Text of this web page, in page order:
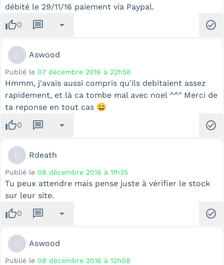
débité le 29/11/16 paiement via Paypal.
thumb_up0 message arrow_drop_down check_circle
Aswood
Publié le 07 décembre 2016 à 22h58
Hmmm, j'avais aussi compris qu'ils debitaient assez
rapidement, et là ca tombe mal avec noel ^^" Merci de
ta reponse en tout cas 😀
thumb_up0 message arrow_drop_down check_circle
Rdeath
Publié le 08 décembre 2016 à 11h35
Tu peux attendre mais pense juste à vérifier le stock
sur leur site.
thumb_up0 message arrow_drop_down check_circle
Aswood
Publié le 08 décembre 2016 à 12h08